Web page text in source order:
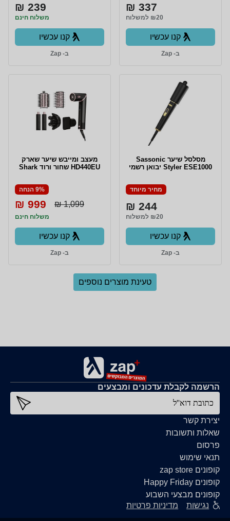
337 ₪
₪20 למשלוח
קנו עכשיו
ב- Zap
239 ₪
משלוח חינם
קנו עכשיו
ב- Zap
‏מסלסל שיער Sassonic
Styler ESE1000 יבואן רשמי
מחיר מיוחד
244 ₪
₪20 למשלוח
קנו עכשיו
ב- Zap
מעצב ומייבש שיער שארק
HD440EU שחור ורוד Shark
9% הנחה
1,099 ₪
999 ₪
משלוח חינם
קנו עכשיו
ב- Zap
טעינת מוצרים נוספים
יצירת קשר
שאלות ותשובות
פרסום
תנאי שימוש
קופונים zap store
קופונים Happy Friday
קופונים מבצעי השבוע
הרשמה לקבלת עדכונים ומבצעים
כתובת דוא''ל
נגישות מדיניות פרטיות